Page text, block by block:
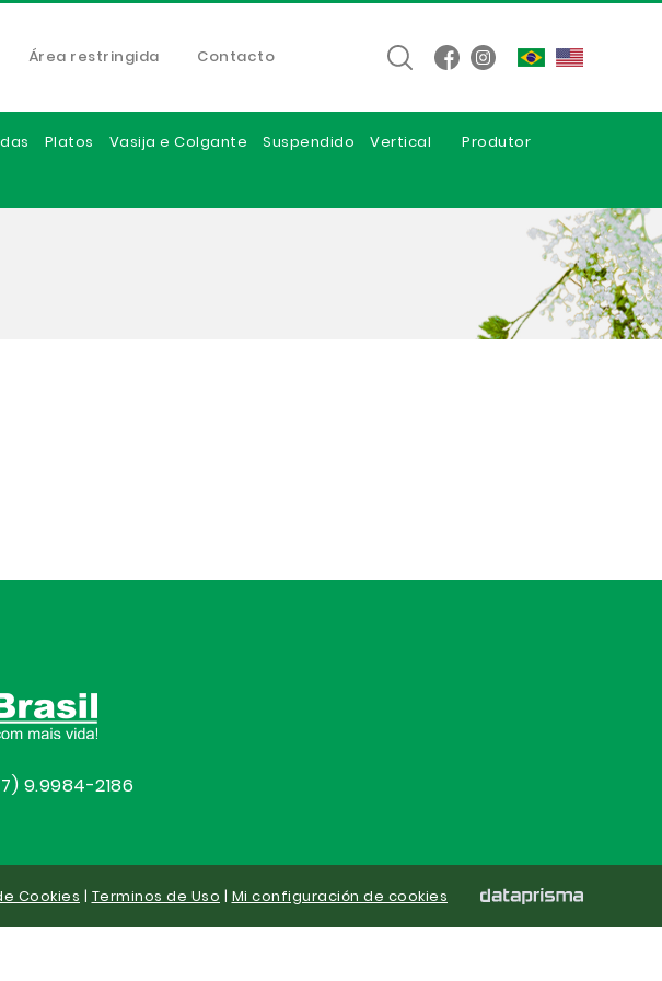
Área restringida Contacto
Platos Vasija e Colgante Suspendido Vertical
Produtor
9.9984-2186
Cookies | Terminos de Uso | Mi configuración de cookies